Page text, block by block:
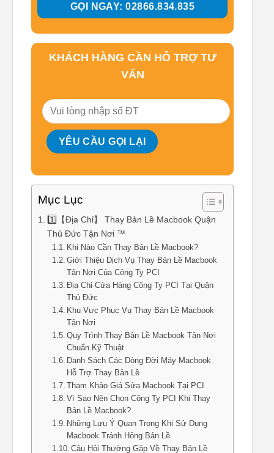
GỌI NGAY: 02866.834.835
KHÁCH HÀNG CẦN HỖ TRỢ TƯ
VẤN
Mục Lục
1️⃣【Địa Chỉ】 Thay Bản Lề Macbook Quận
Thủ Đức Tận Nơi ™
Khi Nào Cần Thay Bản Lề Macbook?
Giới Thiệu Dịch Vụ Thay Bản Lề Macbook
Tận Nơi Của Công Ty PCI
Địa Chỉ Cửa Hàng Công Ty PCI Tại Quận
Thủ Đức
Khu Vực Phục Vụ Thay Bản Lề Macbook
Tận Nơi
Quy Trình Thay Bản Lề Macbook Tận Nơi
Chuẩn Kỹ Thuật
Danh Sách Các Dòng Đời Máy Macbook
Hỗ Trợ Thay Bản Lề
Tham Khảo Giá Sửa Macbook Tại PCI
Vì Sao Nên Chọn Công Ty PCI Khi Thay
Bản Lề Macbook?
Những Lưu Ý Quan Trọng Khi Sử Dụng
Macbook Tránh Hỏng Bản Lề
Câu Hỏi Thường Gặp Về Thay Bản Lề